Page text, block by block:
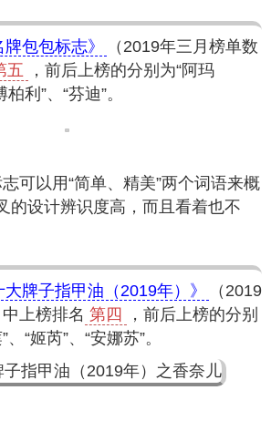
牌包包标志》
（2019年三月榜单数
五
，前后上榜的分别为“阿玛
利”、“芬迪”。
可以用“简单、精美”两个词语来概
的设计辨识度高，而且看着也不
大牌子指甲油（2019年）》
（2019
上榜排名 第四
，前后上榜的分别
“姬芮”、“安娜苏”。